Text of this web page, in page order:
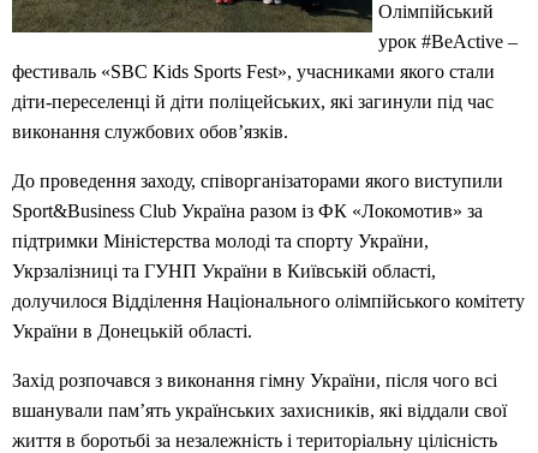
Олімпійський
урок #BeActive –
фестиваль «SBC Kids Sports Fest», учасниками якого стали
діти-переселенці й діти поліцейських, які загинули під час
виконання службових обов’язків.
До проведення заходу, співорганізаторами якого виступили
Sport&Business Club Україна разом із ФК «Локомотив» за
підтримки Міністерства молоді та спорту України,
Укрзалізниці та ГУНП України в Київській області,
долучилося Відділення Національного олімпійського комітету
України в Донецькій області.
Захід розпочався з виконання гімну України, після чого всі
вшанували пам’ять українських захисників, які віддали свої
життя в боротьбі за незалежність і територіальну цілісність